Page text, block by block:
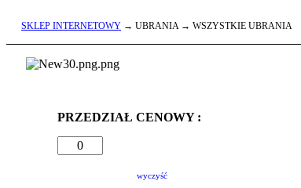
SKLEP INTERNETOWY → UBRANIA → WSZYSTKIE UBRANIA
PRZEDZIAŁ CENOWY :
wyczyść